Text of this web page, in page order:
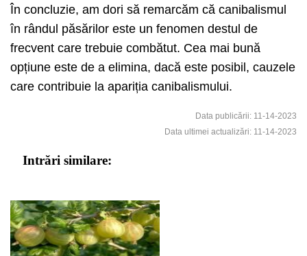
În concluzie, am dori să remarcăm că canibalismul
în rândul păsărilor este un fenomen destul de
frecvent care trebuie combătut. Cea mai bună
opțiune este de a elimina, dacă este posibil, cauzele
care contribuie la apariția canibalismului.
Data publicării: 11-14-2023
Data ultimei actualizări: 11-14-2023
Intrări similare: